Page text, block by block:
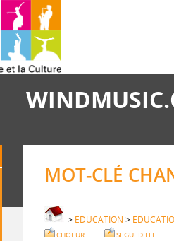
MOT-CLÉ
> EDUCATION >
CHOEUR SEGUEDILLE